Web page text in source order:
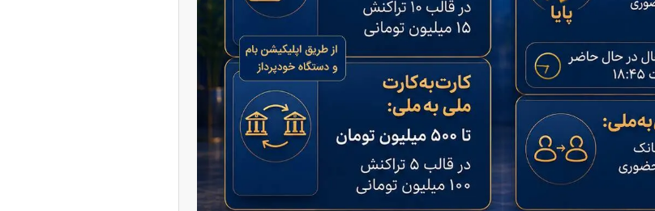
میلی‌آمپرساعتی
چین از بمب افکن H-۶N با موشک هسته‌ای
رونمایی کرد